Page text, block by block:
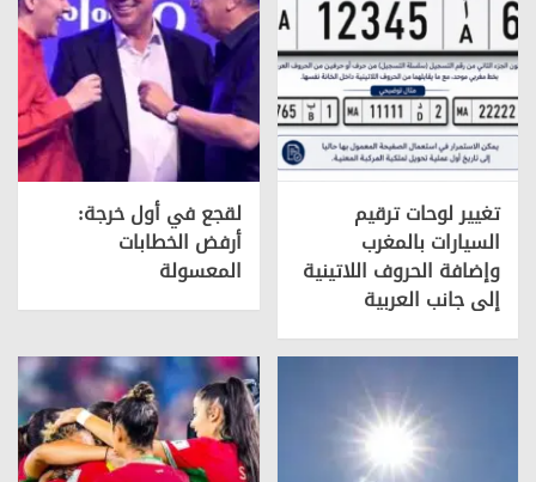
تغيير لوحات ترقيم
السيارات بالمغرب
وإضافة الحروف اللاتينية
إلى جانب العربية
لقجع في أول خرجة:
أرفض الخطابات
المعسولة